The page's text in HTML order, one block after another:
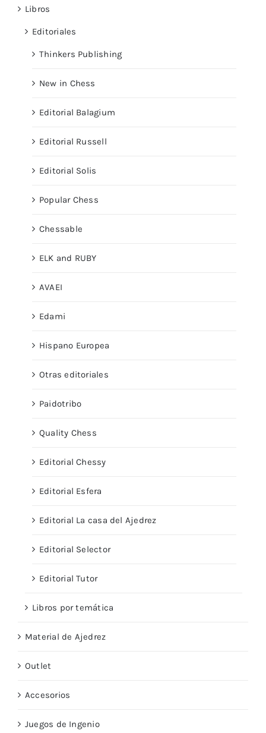
Libros
Editoriales
Thinkers Publishing
New in Chess
Editorial Balagium
Editorial Russell
Editorial Solis
Popular Chess
Chessable
ELK and RUBY
AVAEI
Edami
Hispano Europea
Otras editoriales
Paidotribo
Quality Chess
Editorial Chessy
Editorial Esfera
Editorial La casa del Ajedrez
Editorial Selector
Editorial Tutor
Libros por temática
Material de Ajedrez
Outlet
Accesorios
Juegos de Ingenio